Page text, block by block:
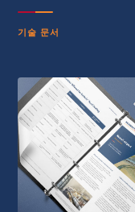
기술 문서